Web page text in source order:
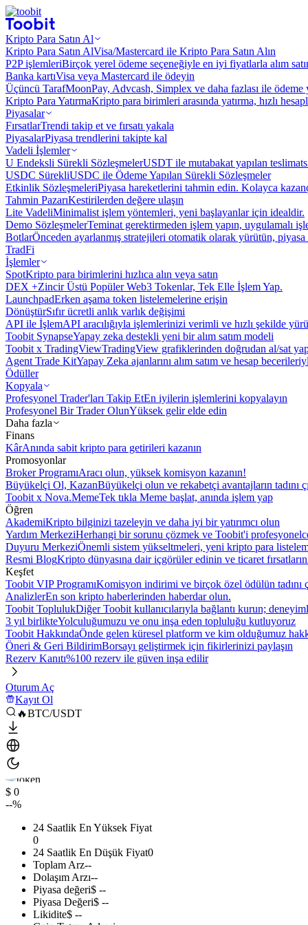
Kripto Para Satın Al
Kripto Para Satın AlVisa/Mastercard ile Kripto Para Satın Alın
P2P işlemleriBirçok yerel ödeme seçeneğiyle en iyi fiyatlarla alım
Banka kartıVisa veya Mastercard ile ödeyin
Üçüncü TarafMoonPay, Advcash, Simplex ve daha fazlası ile ödeme
Kripto Para YatırmaKripto para birimleri arasında yatırma, hızlı
Piyasalar
FırsatlarTrendi takip et ve fırsatı yakala
PiyasalarPiyasa trendlerini takipte kal
Vadeli İşlemler
U Endeksli Sürekli SözleşmelerUSDT ile mutabakat yapılan
USDC SürekliUSDC ile Ödeme Yapılan Sürekli Sözleşmeler
Etkinlik SözleşmeleriPiyasa hareketlerini tahmin edin. Kolayca
Tahmin PazarıKestirilerden değere ulaşın
Lite VadeliMinimalist işlem yöntemleri, yeni başlayanlar için idealdir.
Demo SözleşmelerTeminat gerektirmeden işlem yapın, uygulamalı
BotlarÖnceden ayarlanmış stratejileri otomatik olarak yürütün, piyasa
TradFi
İşlemler
SpotKripto para birimlerini hızlıca alın veya satın
DEX +Zincir Üstü Popüler Web3 Tokenlar, Tek Elle İşlem Yap.
LaunchpadErken aşama token listelemelerine erişin
DönüştürSıfır ücretli anlık varlık değişimi
API ile İşlemAPI aracılığıyla işlemlerinizi verimli ve hızlı şekilde
Toobit SynapseYapay zeka destekli yeni bir alım satım modeli
Toobit x TradingViewTradingView grafiklerinden doğrudan al/sat
Agent Trade KitYapay Zeka ajanlarını alım satım ve hesap
Ödüller
Kopyala
Profesyonel Trader'ları Takip EtEn iyilerin işlemlerini kopyalayın
Profesyonel Bir Trader OlunYüksek gelir elde edin
Daha fazla
Finans
KârAnında sabit kripto para getirileri kazanın
Promosyonlar
Broker ProgramıAracı olun, yüksek komisyon kazanın!
Büyükelçi Ol, KazanBüyükelçi olun ve rekabetçi avantajların tadını
Toobit x Nova.MemeTek tıkla Meme başlat, anında işlem yap
Öğren
AkademiKripto bilginizi tazeleyin ve daha iyi bir yatırımcı olun
Yardım MerkeziHerhangi bir sorunu çözmek ve Toobit'i
Duyuru MerkeziÖnemli sistem yükseltmeleri, yeni kripto para
Resmi BlogKripto dünyasına dair içgörüler edinin ve ticaret
Keşfet
Toobit VIP ProgramıKomisyon indirimi ve birçok özel ödülün tadını
AnalizlerEn son kripto haberlerinden haberdar olun.
Toobit ToplulukDiğer Toobit kullanıcılarıyla bağlantı kurun;
3 yıl birlikteYolculuğumuzu ve onu inşa eden topluluğu kutluyoruz
Toobit HakkındaÖnde gelen küresel platform ve kim olduğumuz
Öneri & Geri BildirimBorsayı geliştirmek için fikirlerinizi paylaşın
Rezerv Kanıtı%100 rezerv ile güven inşa edilir
Oturum Aç
Kayıt Ol
🔥BTC/USDT
$ 0
--%
24 Saatlik En Yüksek Fiyat
0
24 Saatlik En Düşük Fiyat0
Toplam Arz--
Dolaşım Arzı--
Piyasa değeri$ --
Piyasa Değeri$ --
Likidite$ --